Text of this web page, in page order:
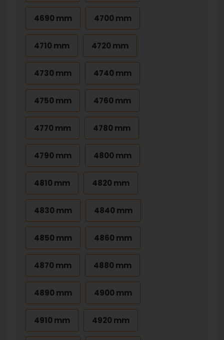
4690 mm 4700 mm
4710 mm 4720 mm
4730 mm 4740 mm
4750 mm 4760 mm
4770 mm 4780 mm
4790 mm 4800 mm
4810 mm 4820 mm
4830 mm 4840 mm
4850 mm 4860 mm
4870 mm 4880 mm
4890 mm 4900 mm
4910 mm 4920 mm